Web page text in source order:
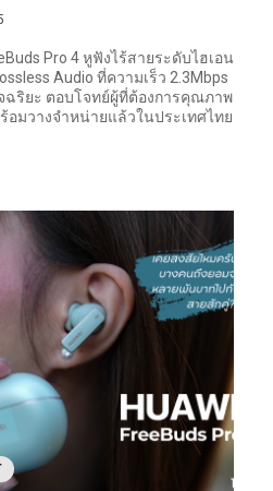
Pro 4 หูฟังไร้สายระดับไฮเอน
Audio ที่ความเร็ว 2.3Mbps
ฉริยะ ตอบโจทย์ผู้ที่ต้องการคุณภาพ
อมวางจำหน่ายแล้วในประเทศไทย